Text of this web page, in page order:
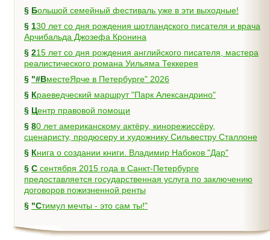
§
Большой семейный фестиваль уже в эти выходные!
§ 130 лет со дня рождения шотландского писателя и врача
Арчибальда Джозефа Кронина
§ 215 лет со дня рождения английского писателя, мастера
реалистического романа Уильяма Теккерея
§
"#ВместеЯрче в Петербурге" 2026
§
Краеведческий маршрут "Парк Александрино"
§
Центр правовой помощи
§ 80 лет американскому актёру, кинорежиссёру,
сценаристу, продюсеру и художнику Сильвестру Сталлоне
§
Книга о создании книги. Владимир Набоков "Дар"
§ С сентября 2015 года в Санкт-Петербурге
предоставляется государственная услуга по заключению
договоров пожизненной ренты
§
"Стимул мечты - это сам ты!"